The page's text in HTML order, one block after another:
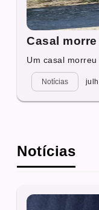
Casal
Um casal
Notícias
Notícias